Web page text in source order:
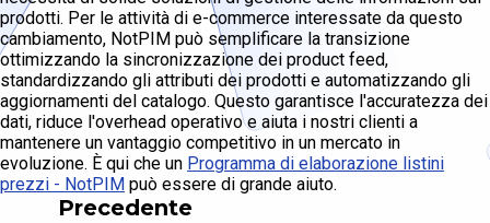
prodotti. Per le attività di e-commerce interessate da questo
cambiamento, NotPIM può semplificare la transizione
ottimizzando la sincronizzazione dei product feed,
standardizzando gli attributi dei prodotti e automatizzando gli
aggiornamenti del catalogo. Questo garantisce l'accuratezza dei
dati, riduce l'overhead operativo e aiuta i nostri clienti a
mantenere un vantaggio competitivo in un mercato in
evoluzione. È qui che un Programma di elaborazione listini
prezzi - NotPIM può essere di grande aiuto.
Precedente